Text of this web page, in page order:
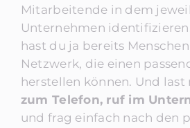
Mitarbeitende in dem
Unternehmen
hast du ja bereits
Netzwerk, die einen
herstellen können. Und last
zum Telefon, ruf im
und frag einfach nach den